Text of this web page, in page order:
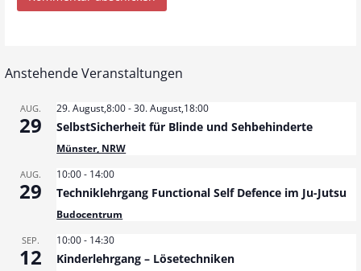
Anstehende Veranstaltungen
AUG.
29
29. August,8:00-30. August,18:00
SelbstSicherheit für Blinde und Sehbehinderte
Münster, NRW
AUG.
29
10:00- 14:00
Techniklehrgang Functional Self Defence im Ju-Jutsu
Budocentrum
SEP.
12
10:00- 14:30
Kinderlehrgang – Lösetechniken